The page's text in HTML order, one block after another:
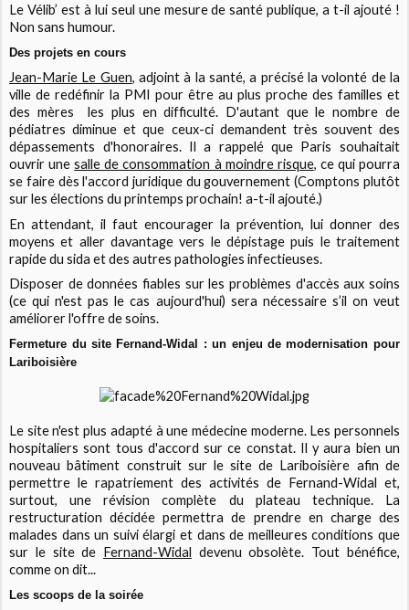
Le Vélib’ est à lui seul une mesure de santé publique, a t-il ajouté !
Non sans humour.
Des projets en cours
Jean-Marie Le Guen, adjoint à la santé, a précisé la volonté de la
ville de redéfinir la PMI pour être au plus proche des familles et
des mères les plus en difficulté. D'autant que le nombre de
pédiatres diminue et que ceux-ci demandent très souvent des
dépassements d'honoraires. Il a rappelé que Paris souhaitait
ouvrir unesalle de consommation à moindre risque, ce qui pourra
se faire dès l'accord juridique du gouvernement (Comptons plutôt
sur les élections du printemps prochain! a-t-il ajouté.)
En attendant, il faut encourager la prévention, lui donner des
moyens et aller davantage vers le dépistage puis le traitement
rapide du sida et des autres pathologies infectieuses.
Disposer de données fiables sur les problèmes d'accès aux soins
(ce qui n'est pas le cas aujourd'hui) sera nécessaire s’il on veut
améliorer l'offre de soins.
Fermeture du site Fernand-Widal : un enjeu de modernisation pour
Lariboisière
Le site n'est plus adapté à une médecine moderne. Les personnels
hospitaliers sont tous d'accord sur ce constat. Il y aura bien un
nouveau bâtiment construit sur le site de Lariboisière afin de
permettre le rapatriement des activités de Fernand-Widal et,
surtout, une révision complète du plateau technique. La
restructuration décidée permettra de prendre en charge des
malades dans un suivi élargi et dans de meilleures conditions que
sur le site de Fernand-Widal devenu obsolète. Tout bénéfice,
comme on dit...
Les scoops de la soirée